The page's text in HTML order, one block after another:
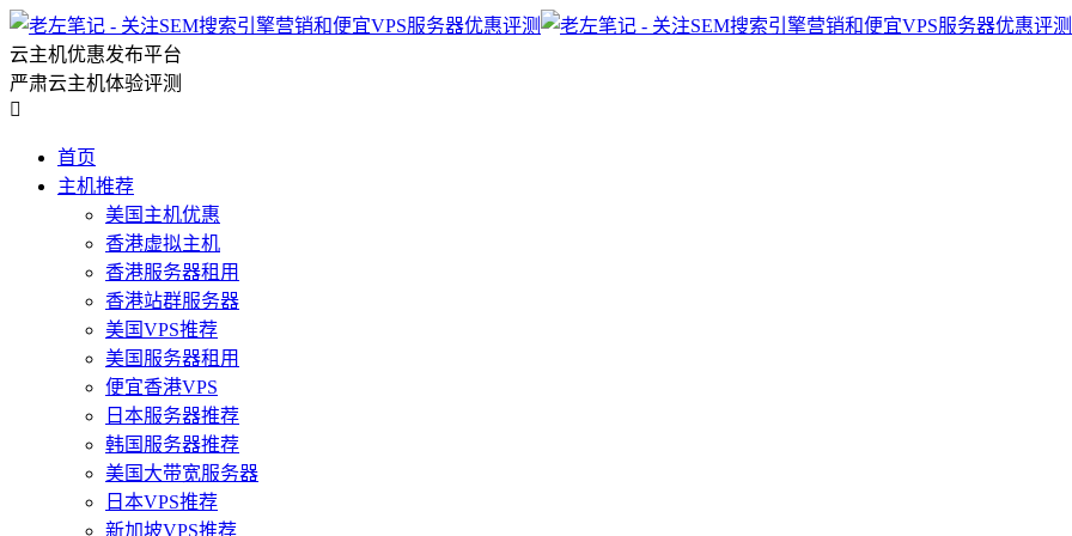
云主机优惠发布平台
严肃云主机体验评测

首页
主机推荐
美国主机优惠
香港虚拟主机
香港服务器租用
香港站群服务器
美国VPS推荐
美国服务器租用
便宜香港VPS
日本服务器推荐
韩国服务器推荐
美国大带宽服务器
日本VPS推荐
新加坡VPS推荐